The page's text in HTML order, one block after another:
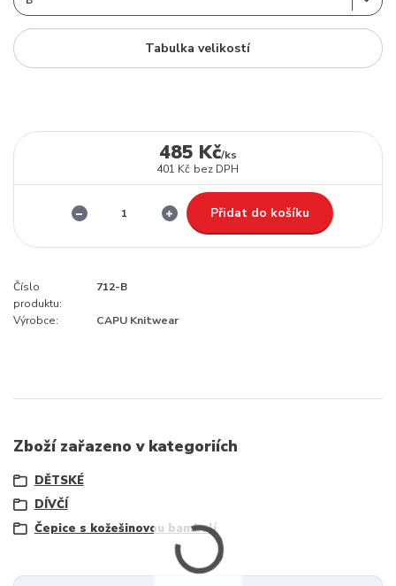
Tabulka velikostí
485 Kč/ks
401 Kč bez DPH
Přidat do košíku
Číslo
produktu:
712-B
Výrobce: CAPU Knitwear
Zboží zařazeno v kategoriích
DĚTSKÉ
DÍVČÍ
Čepice s kožešinovou bambulí